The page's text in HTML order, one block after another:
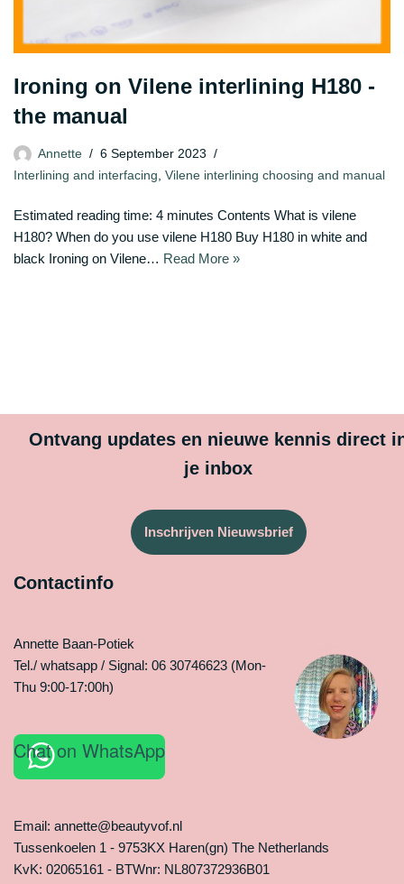
Ironing on Vilene interlining H180 -
the manual
Annette
6 September 2023
Interlining and interfacing, Vilene interlining choosing and manual
Estimated reading time: 4 minutes Contents What is vilene
H180? When do you use vilene H180 Buy H180 in white and
black Ironing on Vilene… Read More »
Ontvang updates en nieuwe kennis direct
je inbox
Inschrijven Nieuwsbrief
Contactinfo
Annette Baan-Potiek
Tel./ whatsapp / Signal: 06 30746623 (Mon-
Thu 9:00-17:00h)
Chat on WhatsApp
Email: annette@beautyvof.nl
Tussenkoelen 1 - 9753KX Haren(gn) The Netherlands
KvK: 02065161 - BTWnr: NL807372936B01